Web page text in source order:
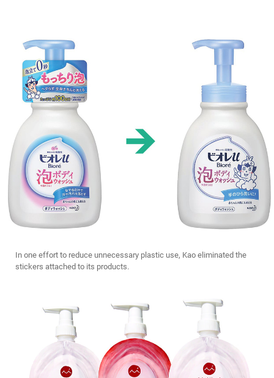
In one effort to reduce unnecessary plastic use, Kao eliminated the
stickers attached to its products.